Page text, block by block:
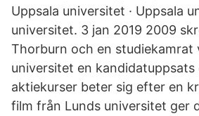
Uppsala universitet · Uppsala
universitet. 3 jan 2019 2009
Thorburn och en studiekamrat
universitet en kandidatuppsats
aktiekurser beter sig efter en
film från Lunds universitet ger